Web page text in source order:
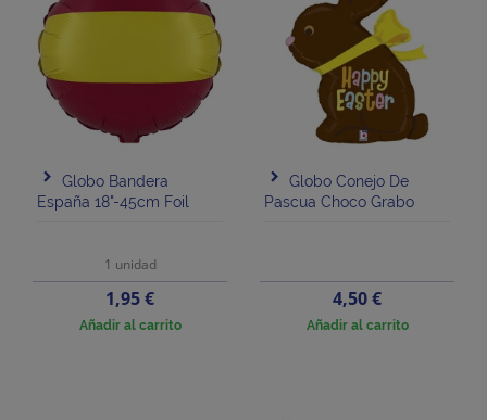
Globo Bandera
España 18"-45cm Foil
1 unidad
Precio
1,95 €
Añadir al carrito
Globo Conejo De
Pascua Choco Grabo
Precio
4,50 €
Añadir al carrito